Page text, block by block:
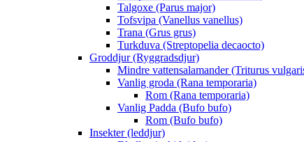
Talgoxe (Parus major)
Tofsvipa (Vanellus vanellus)
Trana (Grus grus)
Turkduva (Streptopelia decaocto)
Groddjur (Ryggradsdjur)
Mindre vattensalamander (Triturus
Vanlig groda (Rana temporaria)
Rom (Rana temporaria)
Vanlig Padda (Bufo bufo)
Rom (Bufo bufo)
Insekter (leddjur)